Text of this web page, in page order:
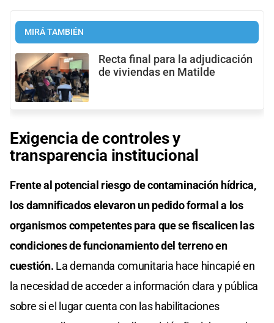
MIRÁ TAMBIÉN
Recta final para la adjudicación
de viviendas en Matilde
Exigencia de controles y
transparencia institucional
Frente al potencial riesgo de contaminación hídrica,
los damnificados elevaron un pedido formal a los
organismos competentes para que se fiscalicen las
condiciones de funcionamiento del terreno en
cuestión. La demanda comunitaria hace hincapié en
la necesidad de acceder a información clara y pública
sobre si el lugar cuenta con las habilitaciones